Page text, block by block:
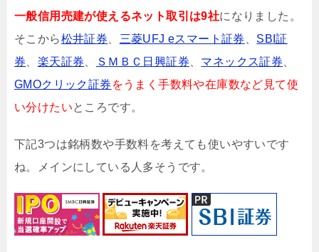
一般信用売建が使えるネット取引は9社になりました。
そこから松井証券 三菱UFJ eスマート証券
SBI証
券
楽天証券 ＳＭＢＣ日興証券 マネックス証券
GMOクリック証券 をうまく手数料や在庫数など見て使
い分けたいところです。
下記3つは銘柄数や手数料を考えても使いやすいです
ね。メインにしている人多そうです。